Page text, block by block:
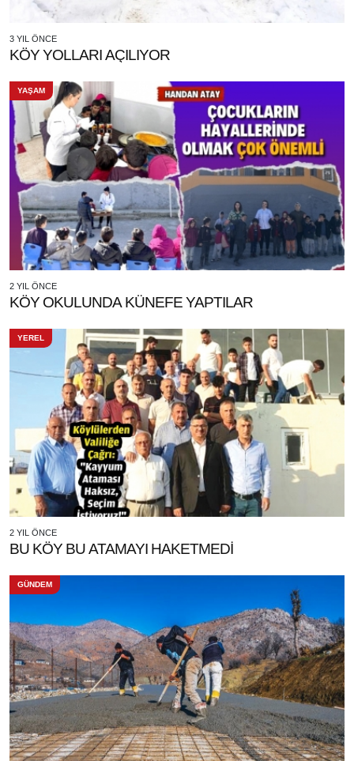
3 YIL ÖNCE
KÖY YOLLARI AÇILIYOR
YAŞAM
2 YIL ÖNCE
KÖY OKULUNDA KÜNEFE YAPTILAR
YEREL
2 YIL ÖNCE
BU KÖY BU ATAMAYI HAKETMEDİ
GÜNDEM